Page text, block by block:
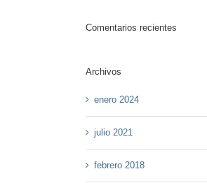
Comentarios recientes
Archivos
enero 2024
julio 2021
febrero 2018